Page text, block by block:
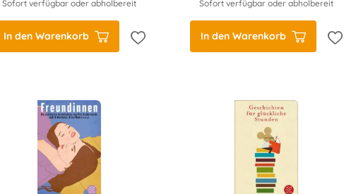
Sofort verfügbar oder abholbereit
In den Warenkorb
Sofort verfügbar oder abholbereit
In den Warenkorb